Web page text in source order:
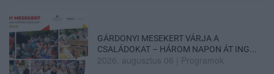
GÁRDONYI MESEKERT VÁRJA A
CSALÁDOKAT – HÁROM NAPON ÁT ING...
2026. augusztus 06 Programok